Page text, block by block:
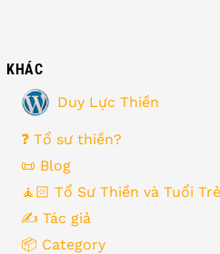
KHÁC
Duy Lực Thiền
❓ Tổ sư thiền?
📜 Blog
🧘🏻 Tổ Sư Thiền và Tuổi Trẻ
✍️ Tác giả
📦 Category